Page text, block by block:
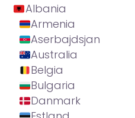
Albania
Armenia
Aserbajdsjan
Australia
Belgia
Bulgaria
Danmark